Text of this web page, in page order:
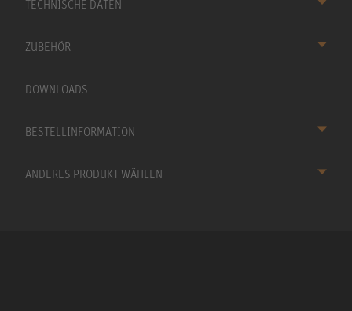
TECHNISCHE DATEN
ZUBEHÖR
DOWNLOADS
BESTELLINFORMATION
ANDERES PRODUKT WÄHLEN